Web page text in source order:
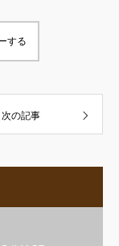
する
次の記事